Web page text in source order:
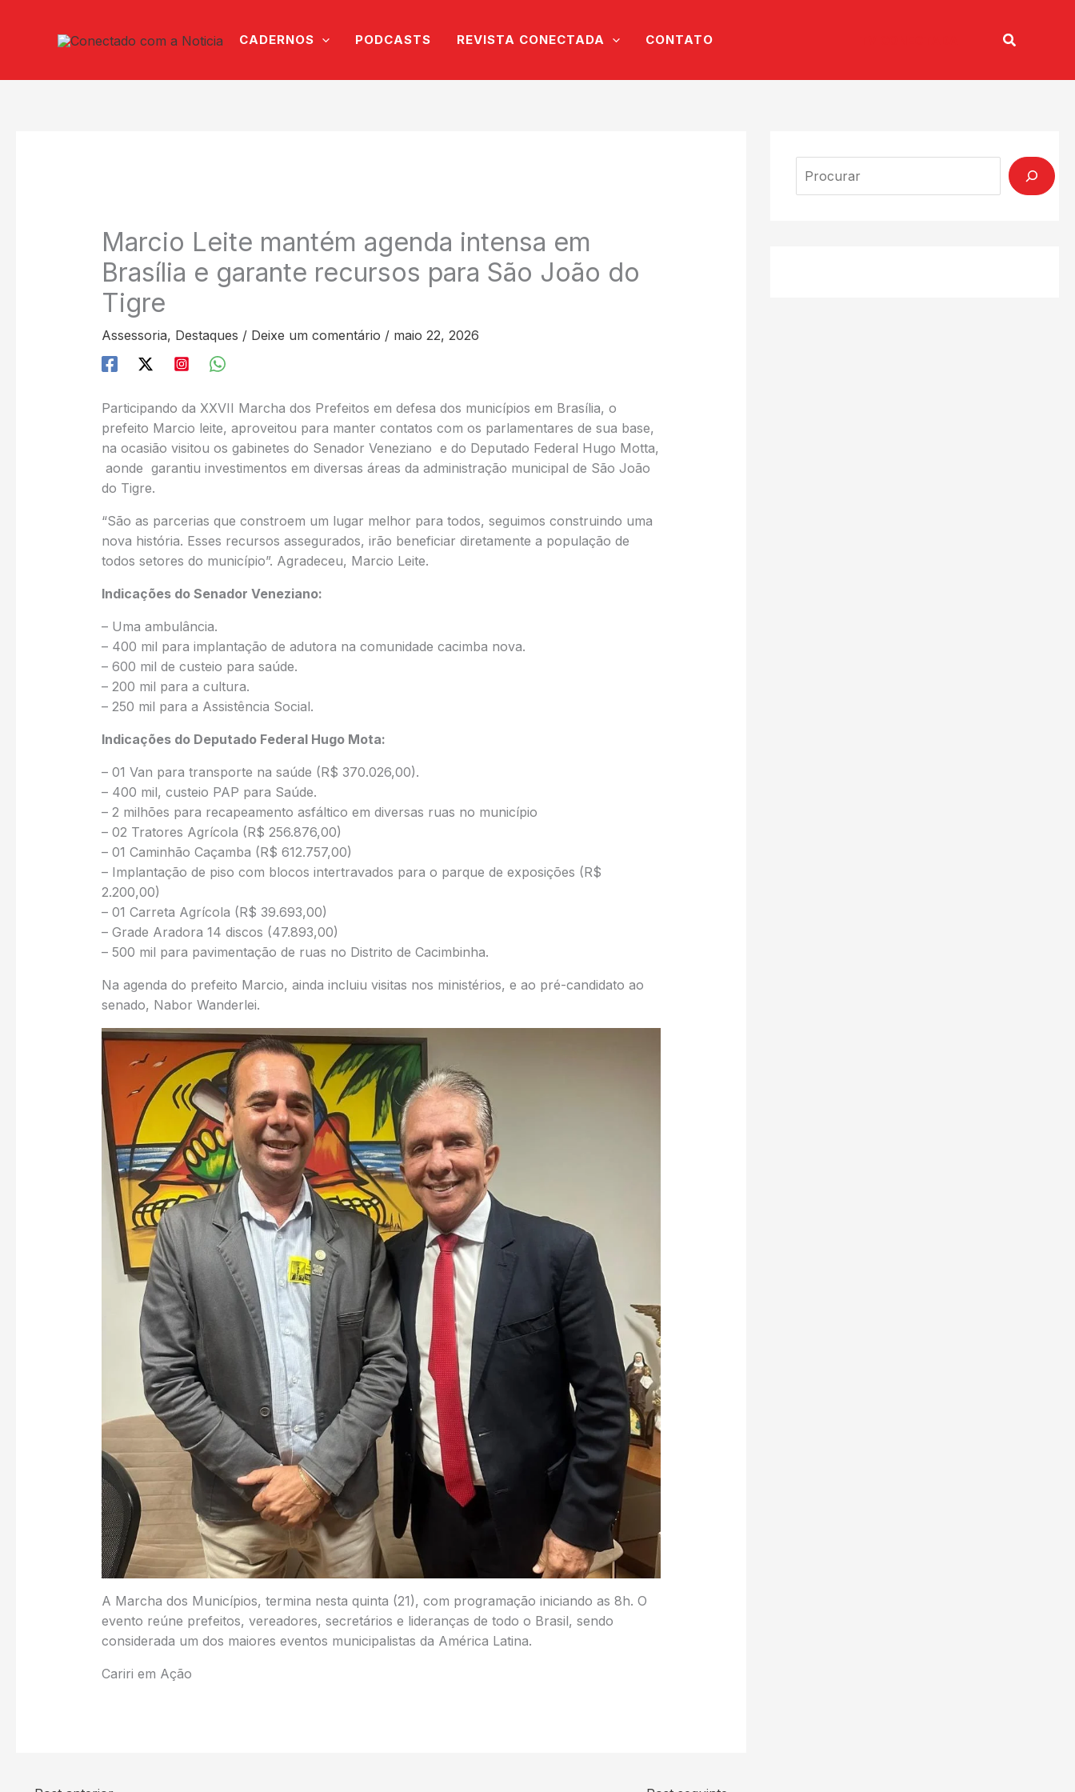
CADERNOS PODCASTS REVISTA CONECTADA CONTATO Pesquisar
Marcio Leite mantém agenda intensa em
Brasília e garante recursos para São João do
Tigre
Assessoria, Destaques / Deixe um comentário / maio 22, 2026
Participando da XXVII Marcha dos Prefeitos em defesa dos municípios em Brasília, o
prefeito Marcio leite, aproveitou para manter contatos com os parlamentares de sua base,
na ocasião visitou os gabinetes do Senador Veneziano e do Deputado Federal Hugo Motta,
aonde garantiu investimentos em diversas áreas da administração municipal de São João
do Tigre.
“São as parcerias que constroem um lugar melhor para todos, seguimos construindo uma
nova história. Esses recursos assegurados, irão beneficiar diretamente a população de
todos setores do município”. Agradeceu, Marcio Leite.
Indicações do Senador Veneziano:
– Uma ambulância.
– 400 mil para implantação de adutora na comunidade cacimba nova.
– 600 mil de custeio para saúde.
– 200 mil para a cultura.
– 250 mil para a Assistência Social.
Indicações do Deputado Federal Hugo Mota:
– 01 Van para transporte na saúde (R$ 370.026,00).
– 400 mil, custeio PAP para Saúde.
– 2 milhões para recapeamento asfáltico em diversas ruas no município
– 02 Tratores Agrícola (R$ 256.876,00)
– 01 Caminhão Caçamba (R$ 612.757,00)
– Implantação de piso com blocos intertravados para o parque de exposições (R$
2.200,00)
– 01 Carreta Agrícola (R$ 39.693,00)
– Grade Aradora 14 discos (47.893,00)
– 500 mil para pavimentação de ruas no Distrito de Cacimbinha.
Na agenda do prefeito Marcio, ainda incluiu visitas nos ministérios, e ao pré-candidato ao
senado, Nabor Wanderlei.
A Marcha dos Municípios, termina nesta quinta (21), com programação iniciando as 8h. O
evento reúne prefeitos, vereadores, secretários e lideranças de todo o Brasil, sendo
considerada um dos maiores eventos municipalistas da América Latina.
Cariri em Ação
Search